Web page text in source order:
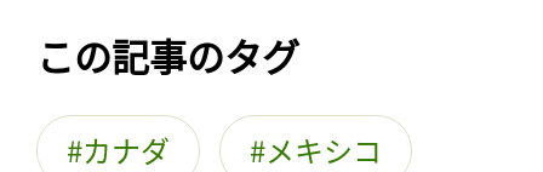
この記事のタグ
カナダ メキシコ